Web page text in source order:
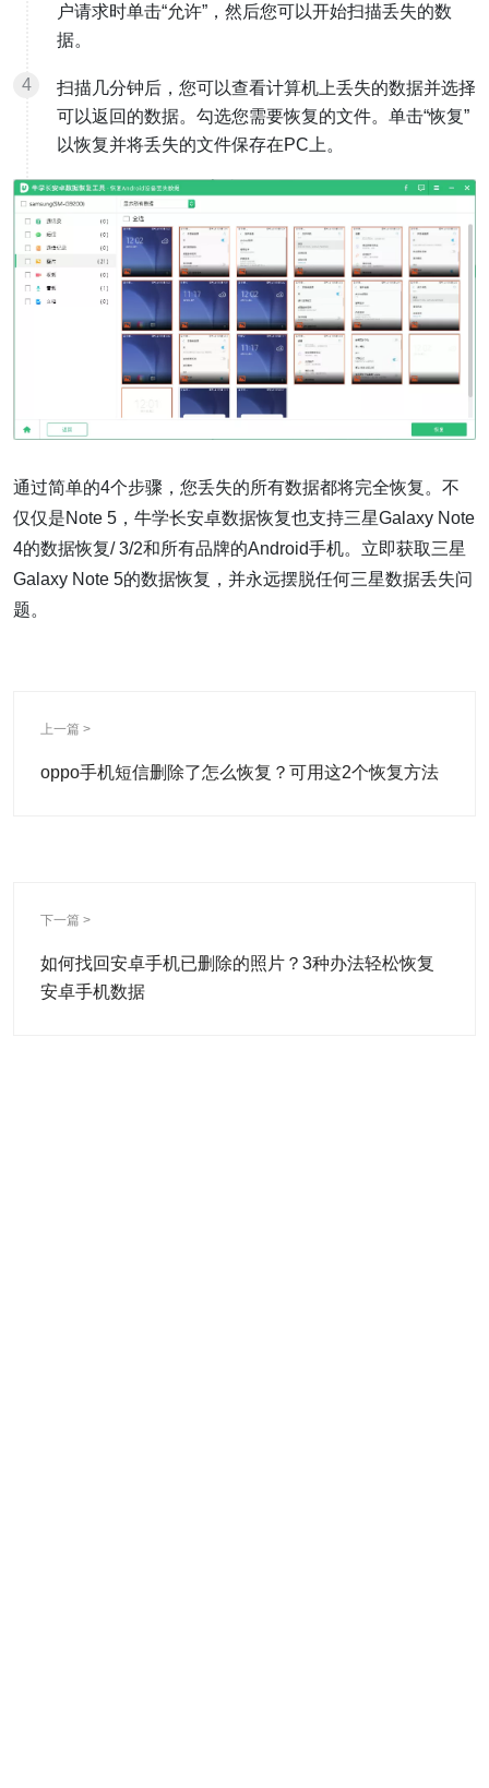
户请求时单击“允许”，然后您可以开始扫描丢失的数
据。
扫描几分钟后，您可以查看计算机上丢失的数据并选择
可以返回的数据。勾选您需要恢复的文件。单击“恢复”
以恢复并将丢失的文件保存在PC上。
通过简单的4个步骤，您丢失的所有数据都将完全恢复。不
仅仅是Note 5，牛学长安卓数据恢复也支持三星Galaxy Note
4的数据恢复/ 3/2和所有品牌的Android手机。立即获取三星
Galaxy Note 5的数据恢复，并永远摆脱任何三星数据丢失问
题。
上一篇 >
oppo手机短信删除了怎么恢复？可用这2个恢复方法
下一篇 >
如何找回安卓手机已删除的照片？3种办法轻松恢复
安卓手机数据